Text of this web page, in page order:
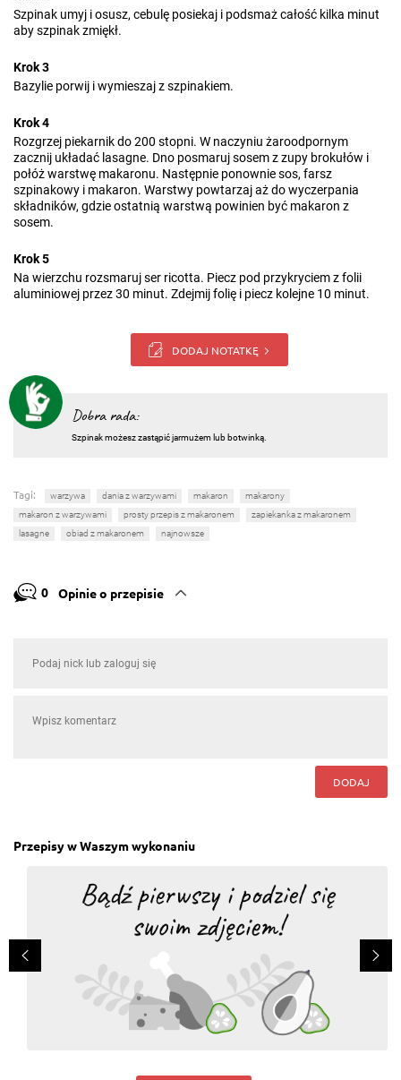
Szpinak umyj i osusz, cebulę posiekaj i podsmaż całość kilka minut
aby szpinak zmiękł.
Krok 3
Bazylie porwij i wymieszaj z szpinakiem.
Krok 4
Rozgrzej piekarnik do 200 stopni. W naczyniu żaroodpornym
zacznij układać lasagne. Dno posmaruj sosem z zupy brokułów i
połóż warstwę makaronu. Następnie ponownie sos, farsz
szpinakowy i makaron. Warstwy powtarzaj aż do wyczerpania
składników, gdzie ostatnią warstwą powinien być makaron z
sosem.
Krok 5
Na wierzchu rozsmaruj ser ricotta. Piecz pod przykryciem z folii
aluminiowej przez 30 minut. Zdejmij folię i piecz kolejne 10 minut.
DODAJ NOTATKĘ
Dobra rada:
Szpinak możesz zastąpić jarmużem lub botwinką.
Tagi: warzywa dania z warzywami makaron
makarony
makaron z warzywami
prosty przepis z makaronem
zapiekanka z makaronem
lasagne
obiad z makaronem najnowsze
0 Opinie o przepisie
DODAJ
Przepisy w Waszym wykonaniu